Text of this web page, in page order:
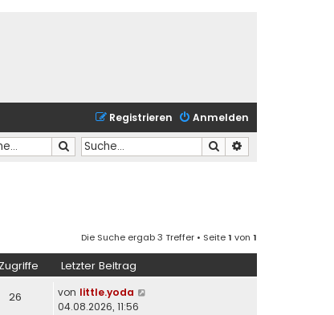
Anmelden
Registrieren
Suche
Suche
Die Suche ergab 3 Treffer • Seite1 von 1
Zugriffe Letzter Beitrag
26 von little.yoda
04.08.2026, 11:56